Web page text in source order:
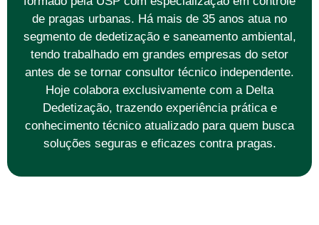
de pragas urbanas. Há mais de 35 anos atua no
segmento de dedetização e saneamento ambiental,
tendo trabalhado em grandes empresas do setor
antes de se tornar consultor técnico independente.
Hoje colabora exclusivamente com a Delta
Dedetização, trazendo experiência prática e
conhecimento técnico atualizado para quem busca
soluções seguras e eficazes contra pragas.